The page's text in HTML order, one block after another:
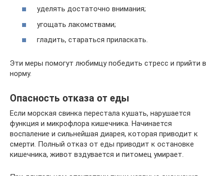
уделять достаточно внимания;
угощать лакомствами;
гладить, стараться приласкать.
Эти меры помогут любимцу победить стресс и прийти в
норму.
Опасность отказа от еды
Если морская свинка перестала кушать, нарушается
функция и микрофлора кишечника. Начинается
воспаление и сильнейшая диарея, которая приводит к
смерти. Полный отказ от еды приводит к остановке
кишечника, живот вздувается и питомец умирает.